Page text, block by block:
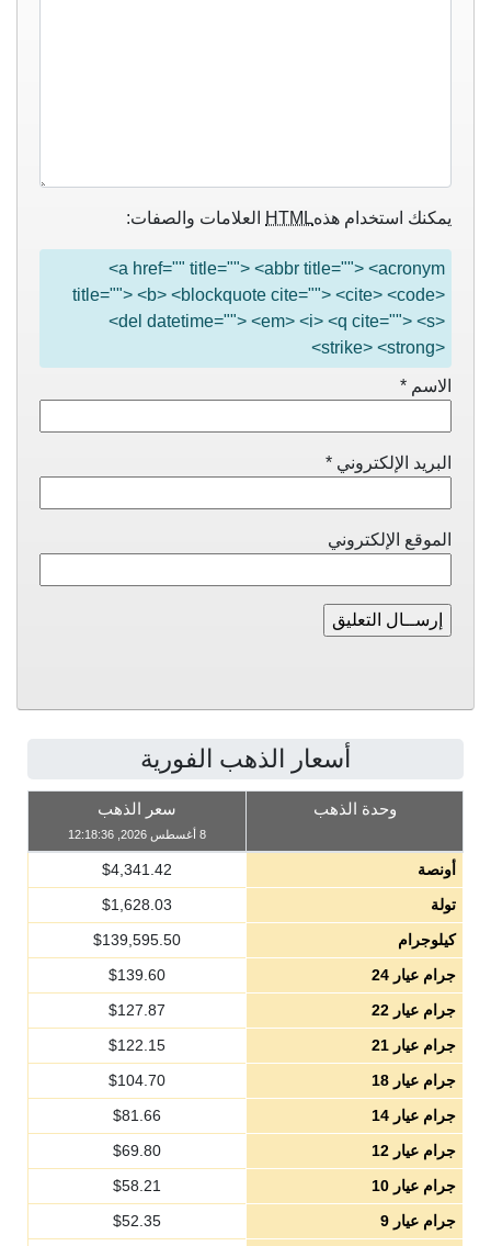
يمكنك استخدام هذهHTML العلامات والصفات:
<a href="" title=""> <abbr title=""> <acronym
title=""> <b> <blockquote cite=""> <cite> <code>
<del datetime=""> <em> <i> <q cite=""> <s>
<strike> <strong>
الاسم *
البريد الإلكتروني *
الموقع الإلكتروني
أسعار الذهب الفورية
وحدة الذهب سعر الذهب
8 أغسطس 2026, 12:18:36
أونصة $4,341.42
تولة
$1,628.03
كيلوجرام
$139,595.50
جرام عيار 24
$139.60
جرام عيار 22
$127.87
جرام عيار 21
$122.15
جرام عيار 18
$104.70
جرام عيار 14
$81.66
جرام عيار 12
$69.80
جرام عيار 10
$58.21
جرام عيار 9
$52.35